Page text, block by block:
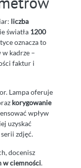
liczba
światła 1200
oznacza to
w kadrze –
faktur i
Lampa oferuje
korygowanie
wpływ
uzyskać
zdjęć.
docenisz
w ciemności.